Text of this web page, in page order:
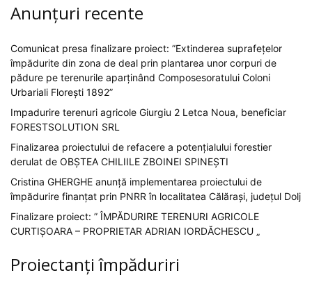
Anunțuri recente
Comunicat presa finalizare proiect: ”Extinderea suprafețelor
împădurite din zona de deal prin plantarea unor corpuri de
pădure pe terenurile aparținând Composesoratului Coloni
Urbariali Florești 1892”
Impadurire terenuri agricole Giurgiu 2 Letca Noua, beneficiar
FORESTSOLUTION SRL
Finalizarea proiectului de refacere a potențialului forestier
derulat de OBȘTEA CHILIILE ZBOINEI SPINEȘTI
Cristina GHERGHE anunță implementarea proiectului de
împădurire finanțat prin PNRR în localitatea Călărași, județul Dolj
Finalizare proiect: ” ÎMPĂDURIRE TERENURI AGRICOLE
CURTIȘOARA – PROPRIETAR ADRIAN IORDĂCHESCU „
Proiectanți împăduriri